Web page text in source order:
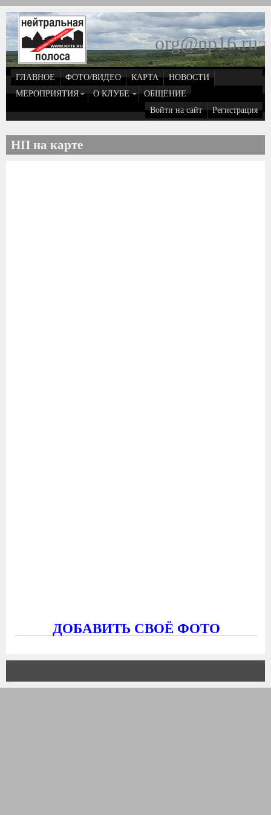
Перейти к основному содержанию
org@np16.ru
ГЛАВНОЕ ФОТО/ВИДЕО КАРТА
НОВОСТИ
МЕРОПРИЯТИЯ
О КЛУБЕ
ОБЩЕНИЕ
Войти на сайт
Регистрация
НП на карте
ДОБАВИТЬ СВОЁ ФОТО